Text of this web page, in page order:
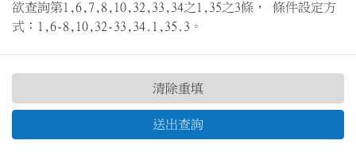
欲查詢第1,6,7,8,10,32,33,34之1,35之3條， 條件設定方
式：1,6-8,10,32-33,34.1,35.3。
送出查詢
清除重填